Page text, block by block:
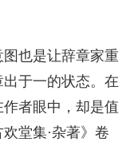
也是让辞章家重
于一的状态。在
者眼中，却是值
堂集·杂著》卷